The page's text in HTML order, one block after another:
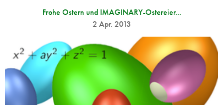
Frohe Ostern und IMAGINARY-Ostereier...
2 Apr. 2013